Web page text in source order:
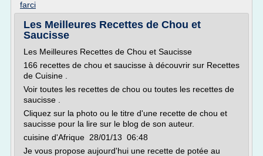
farci
Les Meilleures Recettes de Chou et
Saucisse
Les Meilleures Recettes de Chou et Saucisse
166 recettes de chou et saucisse à découvrir sur Recettes
de Cuisine .
Voir toutes les recettes de chou ou toutes les recettes de
saucisse .
Cliquez sur la photo ou le titre d'une recette de chou et
saucisse pour la lire sur le blog de son auteur.
cuisine d'Afrique 28/01/13 06:48
Je vous propose aujourd'hui une recette de potée au